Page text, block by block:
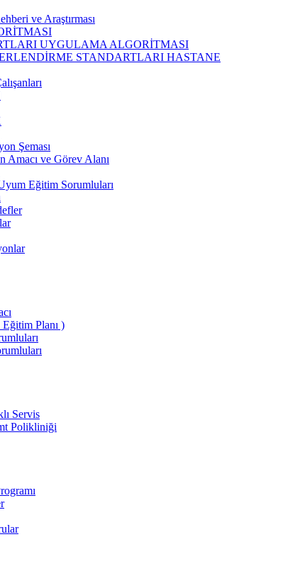
ve Araştırması
UYGULAMA ALGORİTMASI
STANDARTLARI HASTANE
Şeması
ve Görev Alanı
Eğitim Sorumluları
Eğitim Planı )
Servis
Polikliniği